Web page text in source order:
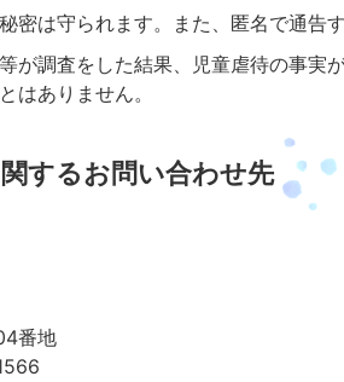
密は守られます。また、匿名で通告
が調査をした結果、児童虐待の事実
はありません。
するお問い合わせ先
番地